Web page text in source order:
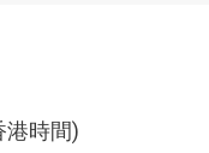
港時間)